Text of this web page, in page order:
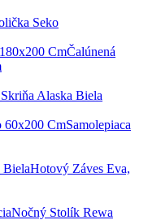
Seko
Čalúnená
Skriňa Alaska Biela
Samolepiaca
Hotový Záves Eva,
Nočný Stolík Rewa